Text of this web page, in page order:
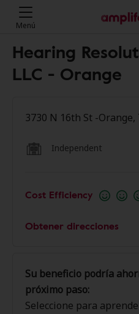
Menú
Hearing
LLC - Orange
3730 N 16th St -Orange,
Independent
Cost Efficiency
Obtener direcciones
Su beneficio podría
próximo paso:
Seleccione para